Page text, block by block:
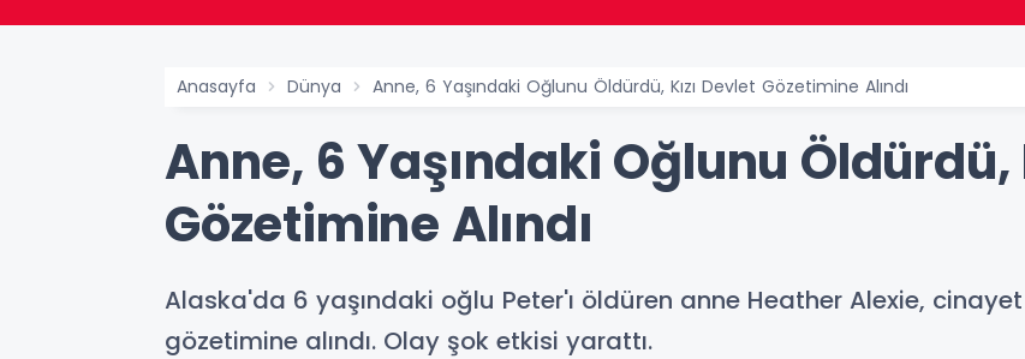
Anasayfa Dünya Anne, 6 Yaşındaki Oğlunu Öldürdü, Kızı Devlet Gözetimine Alındı
Anne, 6 Yaşındaki Oğlunu Öldürdü,
Gözetimine Alındı
Alaska'da 6 yaşındaki oğlu Peter'ı öldüren anne Heather Alexie, cinayet
gözetimine alındı. Olay şok etkisi yarattı.